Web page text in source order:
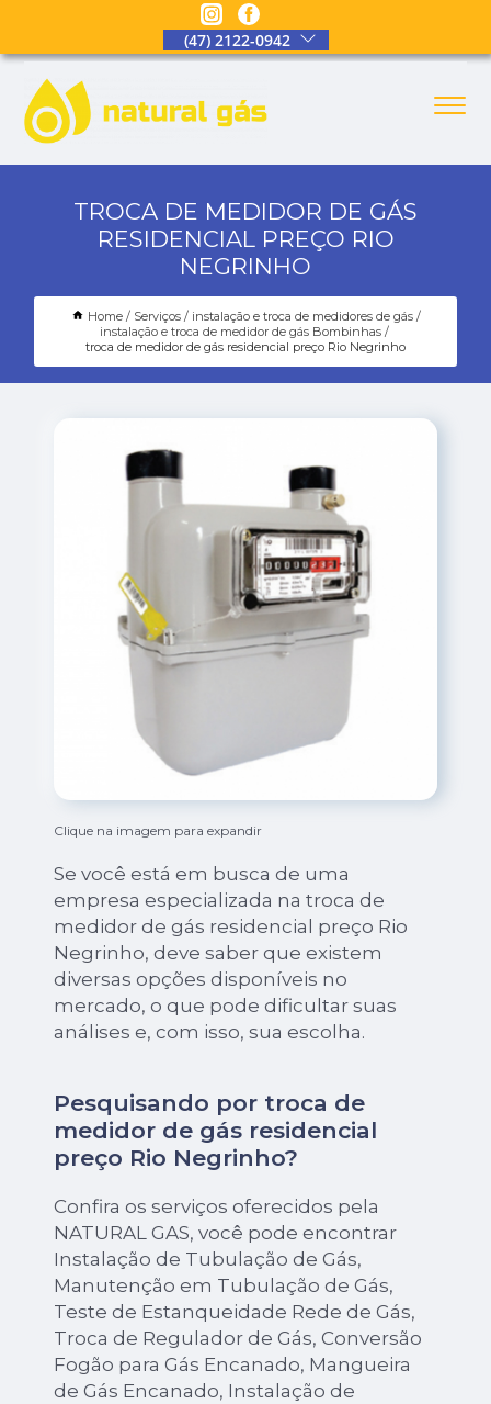
(47) 2122-0942
TROCA DE MEDIDOR DE GÁS
RESIDENCIAL PREÇO RIO
NEGRINHO
Home Serviços
instalação e troca de medidores de gás
instalação e troca de medidor de gás Bombinhas
troca de medidor de gás residencial preço Rio Negrinho
Clique na imagem para expandir
Se você está em busca de uma
empresa especializada na troca de
medidor de gás residencial preço Rio
Negrinho, deve saber que existem
diversas opções disponíveis no
mercado, o que pode dificultar suas
análises e, com isso, sua escolha.
Pesquisando por troca de
medidor de gás residencial
preço Rio Negrinho?
Confira os serviços oferecidos pela
NATURAL GAS, você pode encontrar
Instalação de Tubulação de Gás,
Manutenção em Tubulação de Gás,
Teste de Estanqueidade Rede de Gás,
Troca de Regulador de Gás, Conversão
Fogão para Gás Encanado, Mangueira
de Gás Encanado, Instalação de